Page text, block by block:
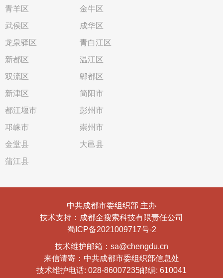
青羊区
金牛区
武侯区
成华区
龙泉驿区
青白江区
新都区
温江区
双流区
郫都区
新津区
简阳市
都江堰市
彭州市
邛崃市
崇州市
金堂县
大邑县
蒲江县
中共成都市委组织部 主办
技术支持：成都全搜索科技有限责任公司
蜀ICP备2021009717号-2
技术维护邮箱：sa@chengdu.cn
来信请寄：中共成都市委组织部信息处
技术维护电话: 028-86007235邮编: 610041